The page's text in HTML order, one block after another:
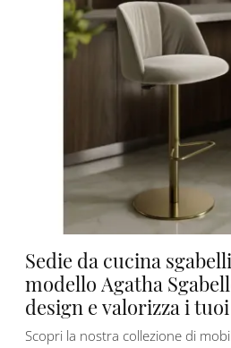
Sedie da cucina
modello Agatha
design e valorizza i
Scopri la nostra collezione di